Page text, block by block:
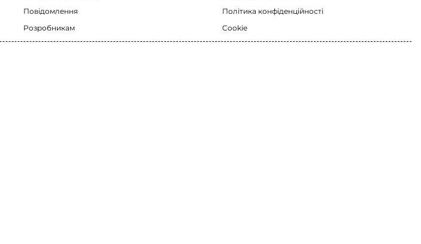
Повідомлення
Розробникам
Політика конфіденційності
Cookie